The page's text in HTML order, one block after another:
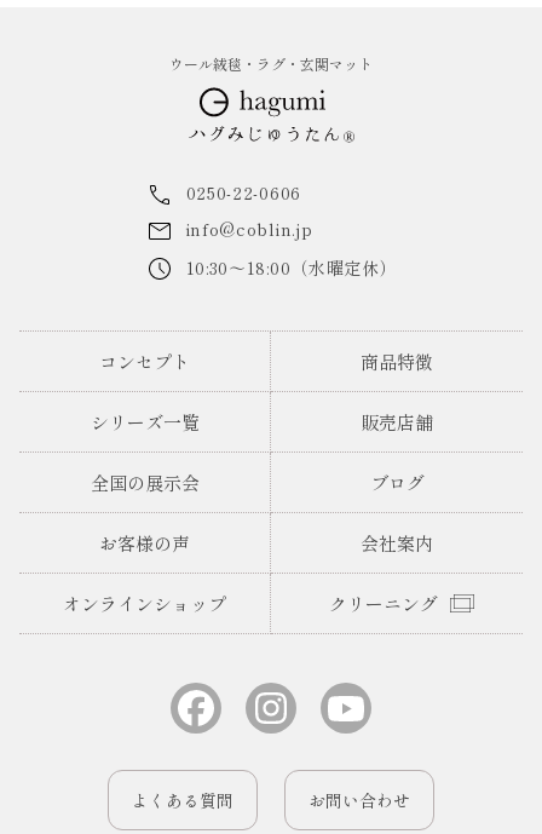
ウール絨毯・ラグ・玄関マット
0250-22-0606
info@coblin.jp
10:30～18:00（水曜定休）
コンセプト 商品特徴
シリーズ一覧 販売店舗
全国の展示会 ブログ
お客様の声 会社案内
オンラインショップ クリーニング
よくある質問 お問い合わせ